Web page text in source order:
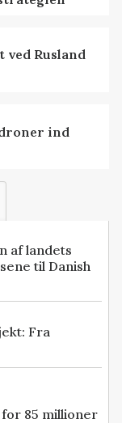
ved Rusland
ind
af landets
til Danish
Fra
85 millioner